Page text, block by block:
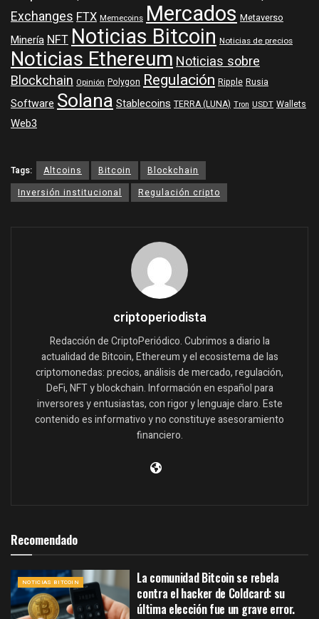
ExchangesFTX Memecoins Mercados Metaverso
MineríaNFTNoticias Bitcoin Noticias de precios
Noticias EthereumNoticias sobre
Blockchain Opinión Polygon Regulación Ripple Rusia
SoftwareSolanaStablecoins TERRA (LUNA) Tron USDT Wallets
Web3
Tags: Altcoins Bitcoin
Blockchain
Inversión institucional
Regulación cripto
criptoperiodista
Redacción de CriptoPeriódico. Cubrimos a diario la
actualidad de Bitcoin, Ethereum y el ecosistema de las
criptomonedas: precios, análisis de mercado, regulación,
DeFi, NFT y blockchain. Información en español para
inversores y entusiastas, con rigor y lenguaje claro. Este
contenido es informativo y no constituye asesoramiento
financiero.
Recomendado
NOTICIAS BITCOIN
La comunidad Bitcoin se rebela
contra el hacker de Coldcard: su
última elección fue un grave error.